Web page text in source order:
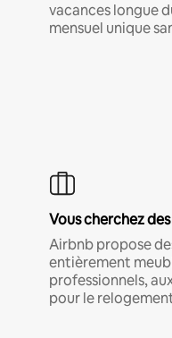
vacances longue
mensuel unique
Vous cherchez
Airbnb propose
entièrement
professionnels,
pour le